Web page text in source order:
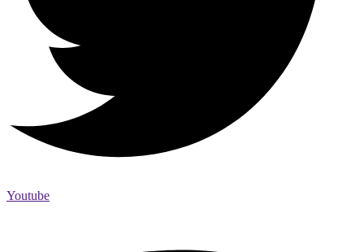
Youtube